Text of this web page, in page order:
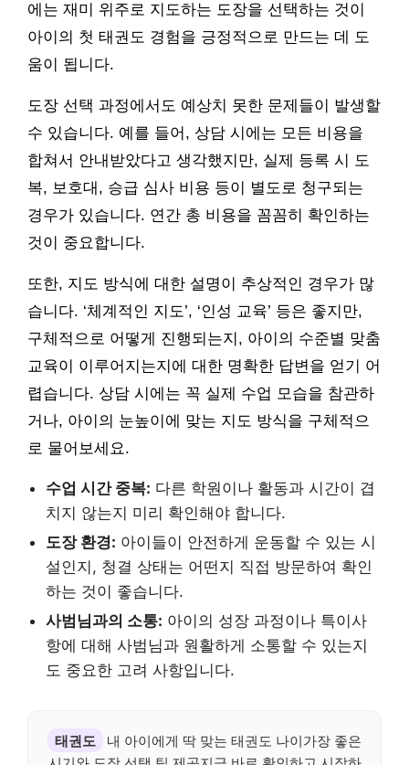
에는 재미 위주로 지도하는 도장을 선택하는 것이
아이의 첫 태권도 경험을 긍정적으로 만드는 데 도
움이 됩니다.
도장 선택 과정에서도 예상치 못한 문제들이 발생할
수 있습니다. 예를 들어, 상담 시에는 모든 비용을
합쳐서 안내받았다고 생각했지만, 실제 등록 시 도
복, 보호대, 승급 심사 비용 등이 별도로 청구되는
경우가 있습니다. 연간 총 비용을 꼼꼼히 확인하는
것이 중요합니다.
또한, 지도 방식에 대한 설명이 추상적인 경우가 많
습니다. ‘체계적인 지도’, ‘인성 교육’ 등은 좋지만,
구체적으로 어떻게 진행되는지, 아이의 수준별 맞춤
교육이 이루어지는지에 대한 명확한 답변을 얻기 어
렵습니다. 상담 시에는 꼭 실제 수업 모습을 참관하
거나, 아이의 눈높이에 맞는 지도 방식을 구체적으
로 물어보세요.
수업 시간 중복: 다른 학원이나 활동과 시간이 겹
치지 않는지 미리 확인해야 합니다.
도장 환경: 아이들이 안전하게 운동할 수 있는 시
설인지, 청결 상태는 어떤지 직접 방문하여 확인
하는 것이 좋습니다.
사범님과의 소통: 아이의 성장 과정이나 특이사
항에 대해 사범님과 원활하게 소통할 수 있는지
도 중요한 고려 사항입니다.
태권도
내 아이에게 딱 맞는 태권도 나이가장 좋은